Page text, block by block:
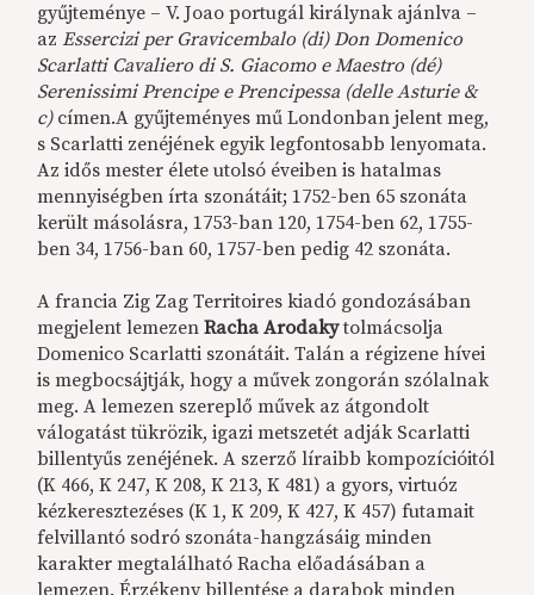
gyűjteménye – V. Joao portugál királynak ajánlva –
azEssercizi per Gravicembalo (di) Don Domenico
Scarlatti Cavaliero di S. Giacomo e Maestro (dé)
Serenissimi Prencipe e Prencipessa (delle Asturie &
c)címen.A gyűjteményes mű Londonban jelent meg,
s Scarlatti zenéjének egyik legfontosabb lenyomata.
Az idős mester élete utolsó éveiben is hatalmas
mennyiségben írta szonátáit; 1752-ben 65 szonáta
került másolásra, 1753-ban 120, 1754-ben 62, 1755-
ben 34, 1756-ban 60, 1757-ben pedig 42 szonáta.
A francia Zig Zag Territoires kiadó gondozásában
megjelent lemezenRacha Arodakytolmácsolja
Domenico Scarlatti szonátáit. Talán a régizene hívei
is megbocsájtják, hogy a művek zongorán szólalnak
meg. A lemezen szereplő művek az átgondolt
válogatást tükrözik, igazi metszetét adják Scarlatti
billentyűs zenéjének. A szerző líraibb kompozícióitól
(K 466, K 247, K 208, K 213, K 481) a gyors, virtuóz
kézkeresztezéses (K 1, K 209, K 427, K 457) futamait
felvillantó sodró szonáta-hangzásáig minden
karakter megtalálható Racha előadásában a
lemezen. Érzékeny billentése a darabok minden